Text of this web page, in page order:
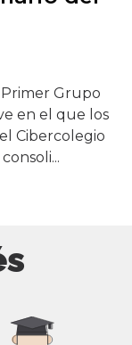
Primer Grupo
en el que los
Cibercolegio